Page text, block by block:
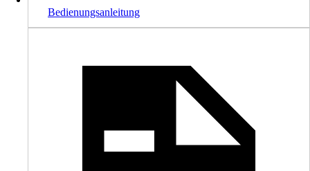
Bedienungsanleitung